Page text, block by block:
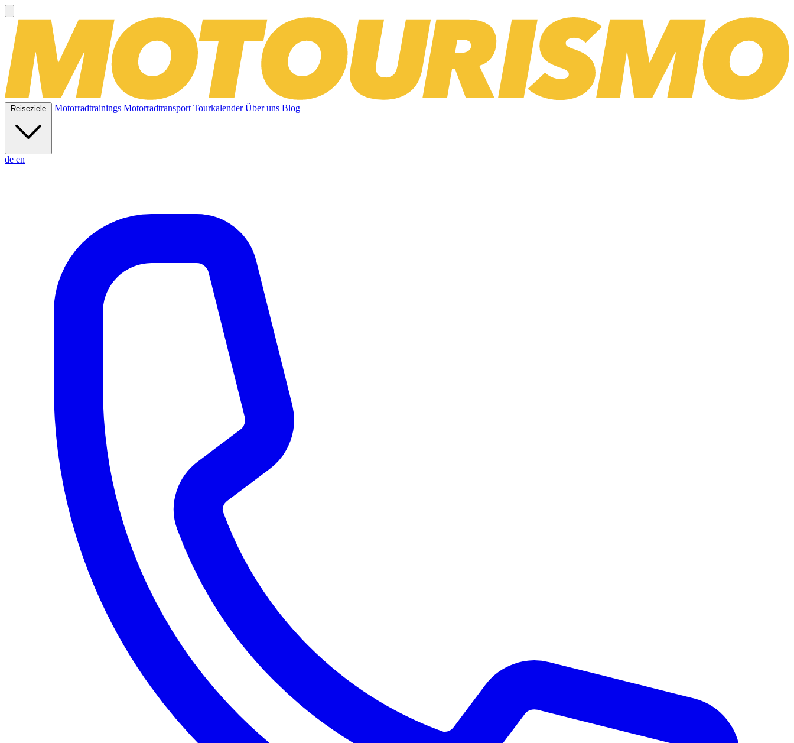
Reiseziele Motorradtrainings Motorradtransport TourkalenderÜber uns Blog
de en